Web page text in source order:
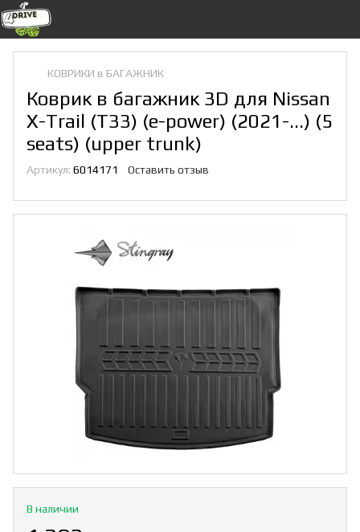
КОВРИКИ в БАГАЖНИК
Коврик в багажник 3D для Nissan
X-Trail (T33) (e-power) (2021-...) (5
seats) (upper trunk)
Артикул: 6014171 Оставить отзыв
В наличии